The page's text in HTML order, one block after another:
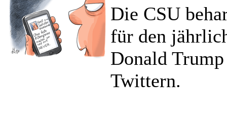
Die CSU
für den
Donald
Twittern.